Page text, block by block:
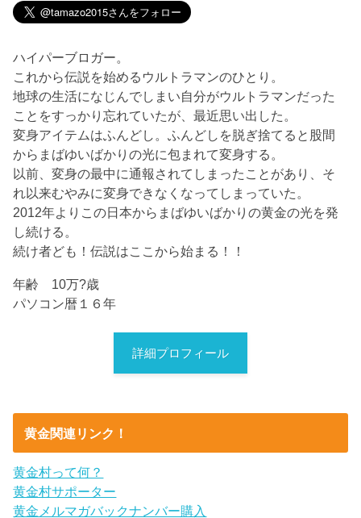
ハイパーブロガー。
これから伝説を始めるウルトラマンのひとり。
地球の生活になじんでしまい自分がウルトラマンだった
ことをすっかり忘れていたが、最近思い出した。
変身アイテムはふんどし。ふんどしを脱ぎ捨てると股間
からまばゆいばかりの光に包まれて変身する。
以前、変身の最中に通報されてしまったことがあり、そ
れ以来むやみに変身できなくなってしまっていた。
2012年よりこの日本からまばゆいばかりの黄金の光を発
し続ける。
続け者ども！伝説はここから始まる！！
年齢 10万?歳
パソコン暦１６年
詳細プロフィール
黄金関連リンク！
黄金村って何？
黄金村サポーター
黄金メルマガバックナンバー購入